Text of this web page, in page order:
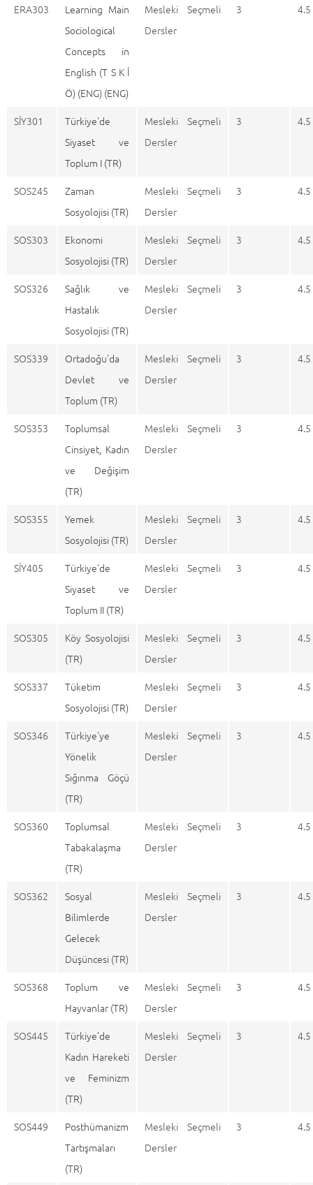
ERA303
Learning Main
Sociological
Concepts in
English (T S K İ
Ö) (ENG) (ENG)
Mesleki Seçmeli
Dersler
3 4.5
SİY301
Türkiye'de
Siyaset ve
Toplum I (TR)
Mesleki Seçmeli
Dersler
3 4.5
SOS245
Zaman
Sosyolojisi (TR)
Mesleki Seçmeli
Dersler
3 4.5
SOS303
Ekonomi
Sosyolojisi (TR)
Mesleki Seçmeli
Dersler
3 4.5
SOS326
Sağlık ve
Hastalık
Sosyolojisi (TR)
Mesleki Seçmeli
Dersler
3 4.5
SOS339
Ortadoğu'da
Devlet ve
Toplum (TR)
Mesleki Seçmeli
Dersler
3 4.5
SOS353
Toplumsal
Cinsiyet, Kadın
ve Değişim
(TR)
Mesleki Seçmeli
Dersler
3 4.5
SOS355
Yemek
Sosyolojisi (TR)
Mesleki Seçmeli
Dersler
3 4.5
SİY405
Türkiye'de
Siyaset ve
Toplum II (TR)
Mesleki Seçmeli
Dersler
3 4.5
SOS305
Köy Sosyolojisi
(TR)
Mesleki Seçmeli
Dersler
3 4.5
SOS337
Tüketim
Sosyolojisi (TR)
Mesleki Seçmeli
Dersler
3 4.5
SOS346
Türkiye'ye
Yönelik
Sığınma Göçü
(TR)
Mesleki Seçmeli
Dersler
3 4.5
SOS360
Toplumsal
Tabakalaşma
(TR)
Mesleki Seçmeli
Dersler
3 4.5
SOS362
Sosyal
Bilimlerde
Gelecek
Düşüncesi (TR)
Mesleki Seçmeli
Dersler
3 4.5
SOS368
Toplum ve
Hayvanlar (TR)
Mesleki Seçmeli
Dersler
3 4.5
SOS445
Türkiye’de
Kadın Hareketi
ve Feminizm
(TR)
Mesleki Seçmeli
Dersler
3 4.5
SOS449
Posthümanizm
Tartışmaları
(TR)
Mesleki Seçmeli
Dersler
3 4.5